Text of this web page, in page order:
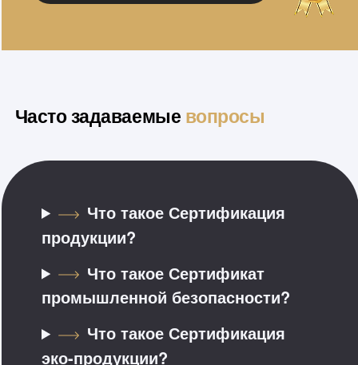
Часто задаваемые вопросы
Что такое Сертификация
продукции?
Что такое Сертификат
промышленной безопасности?
Что такое Сертификация
эко-продукции?